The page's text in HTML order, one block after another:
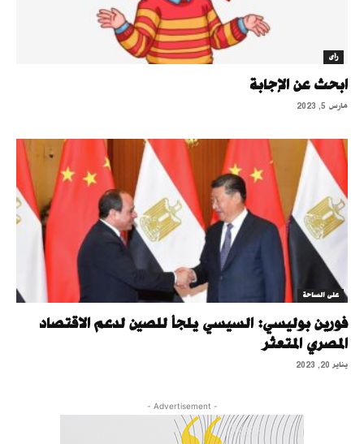
رأى
ابحث عن الإجابة
مارس 5, 2023
على الساحة
فورين بوليسي: السيسي يلجأ للصين لدعم الاقتصاد
المصري المتعثر
يناير 20, 2023
- Advertisement -